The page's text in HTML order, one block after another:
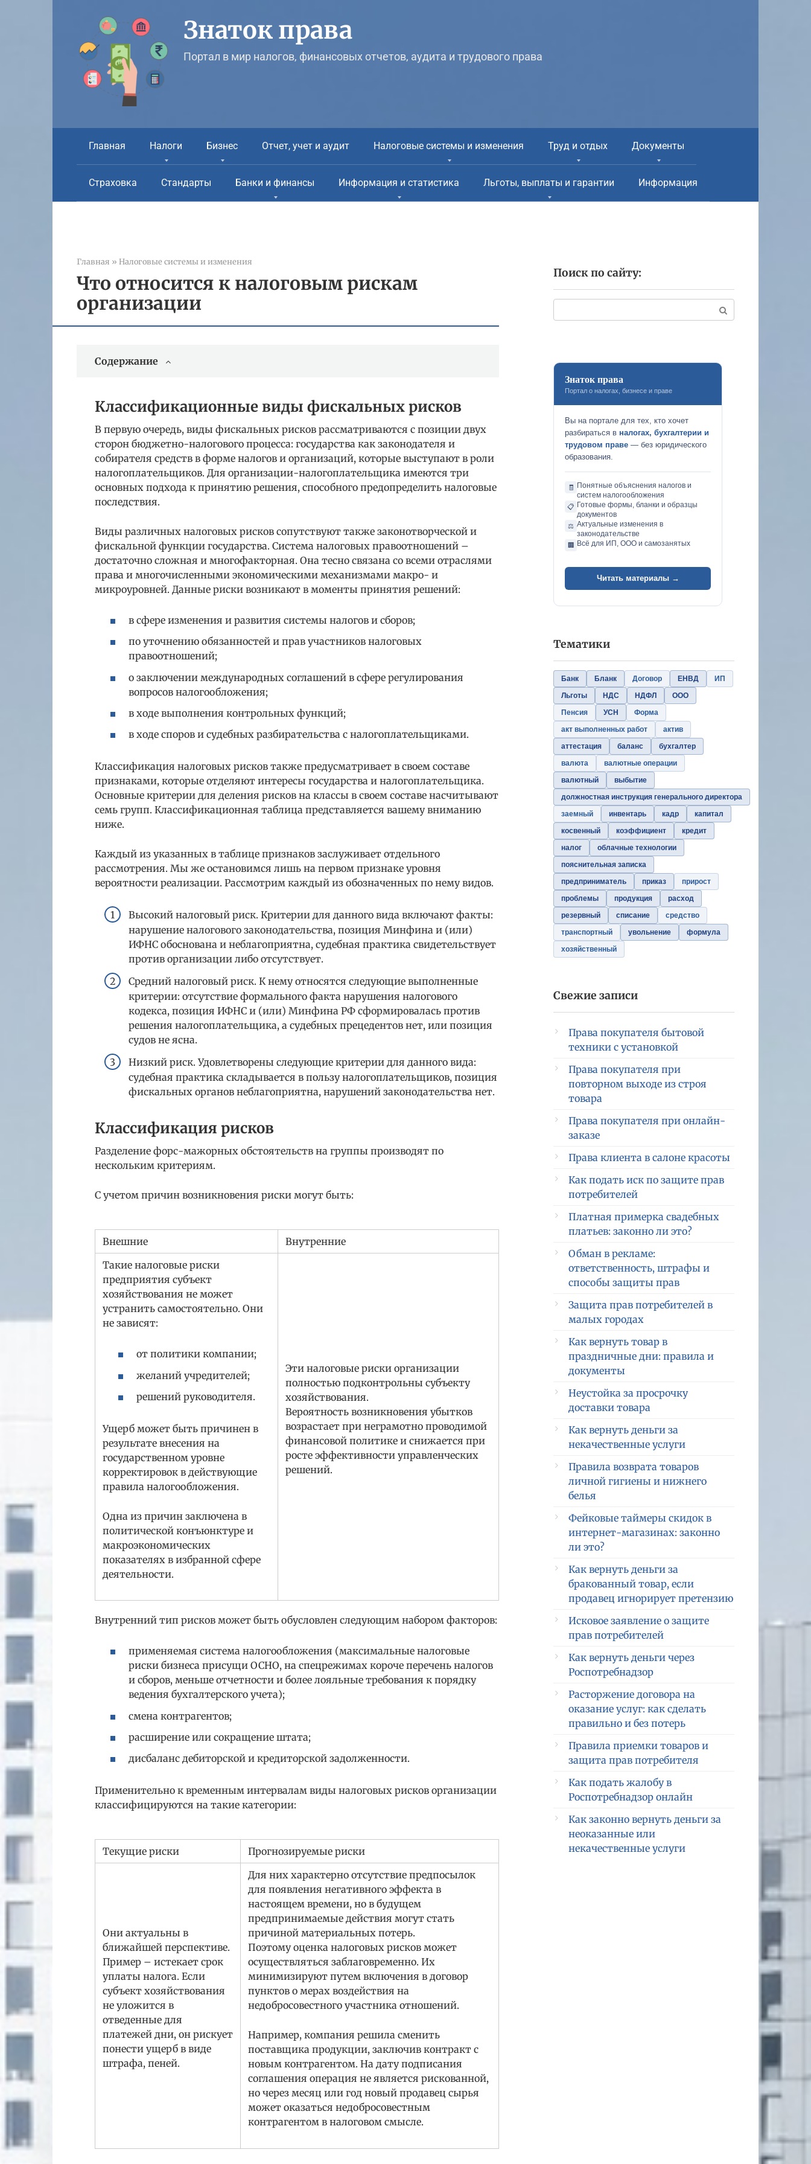
Знаток права
Портал в мир налогов, финансовых отчетов, аудита и трудового права
Главная Налоги Бизнес Отчет, учет и аудит Налоговые системы и изменения Труд и отдых Документы
Страховка Стандарты Банки и финансы Информация и статистика Льготы, выплаты и гарантии Информация
Главная » Налоговые системы и изменения
Что относится к налоговым рискам
организации
Содержание
Классификационные виды фискальных рисков
В первую очередь, виды фискальных рисков рассматриваются с позиции двух
сторон бюджетно-налогового процесса: государства как законодателя и
собирателя средств в форме налогов и организаций, которые выступают в роли
налогоплательщиков. Для организации-налогоплательщика имеются три
основных подхода к принятию решения, способного предопределить налоговые
последствия.
Виды различных налоговых рисков сопутствуют также законотворческой и
фискальной функции государства. Система налоговых правоотношений –
достаточно сложная и многофакторная. Она тесно связана со всеми отраслями
права и многочисленными экономическими механизмами макро- и
микроуровней. Данные риски возникают в моменты принятия решений:
в сфере изменения и развития системы налогов и сборов;
по уточнению обязанностей и прав участников налоговых
правоотношений;
о заключении международных соглашений в сфере регулирования
вопросов налогообложения;
в ходе выполнения контрольных функций;
в ходе споров и судебных разбирательства с налогоплательщиками.
Классификация налоговых рисков также предусматривает в своем составе
признаками, которые отделяют интересы государства и налогоплательщика.
Основные критерии для деления рисков на классы в своем составе насчитывают
семь групп. Классификационная таблица представляется вашему вниманию
ниже.
Каждый из указанных в таблице признаков заслуживает отдельного
рассмотрения. Мы же остановимся лишь на первом признаке уровня
вероятности реализации. Рассмотрим каждый из обозначенных по нему видов.
Высокий налоговый риск. Критерии для данного вида включают факты:
нарушение налогового законодательства, позиция Минфина и (или)
ИФНС обоснована и неблагоприятна, судебная практика свидетельствует
против организации либо отсутствует.
Средний налоговый риск. К нему относятся следующие выполненные
критерии: отсутствие формального факта нарушения налогового
кодекса, позиция ИФНС и (или) Минфина РФ сформировалась против
решения налогоплательщика, а судебных прецедентов нет, или позиция
судов не ясна.
Низкий риск. Удовлетворены следующие критерии для данного вида:
судебная практика складывается в пользу налогоплательщиков, позиция
фискальных органов неблагоприятна, нарушений законодательства нет.
Классификация рисков
Разделение форс-мажорных обстоятельств на группы производят по
нескольким критериям.
С учетом причин возникновения риски могут быть:
Внешние
Внутренние
Такие налоговые риски
предприятия субъект
хозяйствования не может
устранить самостоятельно. Они
не зависят:
от политики компании;
желаний учредителей;
решений руководителя.
Ущерб может быть причинен в
результате внесения на
государственном уровне
корректировок в действующие
правила налогообложения.
Одна из причин заключена в
политической конъюнктуре и
макроэкономических
показателях в избранной сфере
деятельности.
Эти налоговые риски организации
полностью подконтрольны субъекту
хозяйствования.
Вероятность возникновения убытков
возрастает при неграмотно проводимой
финансовой политике и снижается при
росте эффективности управленческих
решений.
Внутренний тип рисков может быть обусловлен следующим набором факторов:
применяемая система налогообложения (максимальные налоговые
риски бизнеса присущи ОСНО, на спецрежимах короче перечень налогов
и сборов, меньше отчетности и более лояльные требования к порядку
ведения бухгалтерского учета);
смена контрагентов;
расширение или сокращение штата;
дисбаланс дебиторской и кредиторской задолженности.
Применительно к временным интервалам виды налоговых рисков организации
классифицируются на такие категории:
Текущие риски Прогнозируемые риски
Они актуальны в
ближайшей перспективе.
Пример – истекает срок
уплаты налога. Если
субъект хозяйствования
не уложится в
отведенные для
платежей дни, он рискует
понести ущерб в виде
штрафа, пеней.
Для них характерно отсутствие предпосылок
для появления негативного эффекта в
настоящем времени, но в будущем
предпринимаемые действия могут стать
причиной материальных потерь.
Поэтому оценка налоговых рисков может
осуществляться заблаговременно. Их
минимизируют путем включения в договор
пунктов о мерах воздействия на
недобросовестного участника отношений.
Например, компания решила сменить
поставщика продукции, заключив контракт с
новым контрагентом. На дату подписания
соглашения операция не является рискованной,
но через месяц или год новый продавец сырья
может оказаться недобросовестным
контрагентом в налоговом смысле.
Поиск по сайту:
Знаток права
Портал о налогах, бизнесе и праве
Вы на портале для тех, кто хочет
разбираться в налогах, бухгалтерии и
трудовом праве — без юридического
образования.
🧾
Понятные объяснения налогов и
систем налогообложения
📋 Готовые формы, бланки и образцы
документов
⚖️ Актуальные изменения в
законодательстве
🏢 Всё для ИП, ООО и самозанятых
Читать материалы →
Тематики
Банк Бланк Договор ЕНВД
ИП
Льготы
НДС НДФЛ
ООО
Пенсия
УСН
Форма
акт выполненных работ
актив
аттестация
баланс
бухгалтер
валюта
валютные операции
валютный
выбытие
должностная инструкция генерального директора
заемный
инвентарь кадр
капитал
косвенный
коэффициент
кредит
налог
облачные технологии
пояснительная записка
предприниматель
приказ
прирост
проблемы
продукция
расход
резервный
списание
средство
транспортный
увольнение
формула
хозяйственный
Свежие записи
Права покупателя бытовой
техники с установкой
Права покупателя при
повторном выходе из строя
товара
Права покупателя при онлайн-
заказе
Права клиента в салоне красоты
Как подать иск по защите прав
потребителей
Платная примерка свадебных
платьев: законно ли это?
Обман в рекламе:
ответственность, штрафы и
способы защиты прав
Защита прав потребителей в
малых городах
Как вернуть товар в
праздничные дни: правила и
документы
Неустойка за просрочку
доставки товара
Как вернуть деньги за
некачественные услуги
Правила возврата товаров
личной гигиены и нижнего
белья
Фейковые таймеры скидок в
интернет-магазинах: законно
ли это?
Как вернуть деньги за
бракованный товар, если
продавец игнорирует претензию
Исковое заявление о защите
прав потребителей
Как вернуть деньги через
Роспотребнадзор
Расторжение договора на
оказание услуг: как сделать
правильно и без потерь
Правила приемки товаров и
защита прав потребителя
Как подать жалобу в
Роспотребнадзор онлайн
Как законно вернуть деньги за
неоказанные или
некачественные услуги